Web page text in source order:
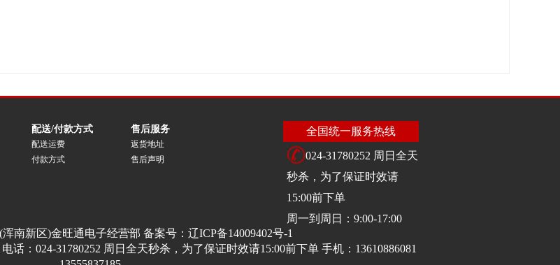
配送/付款方式
配送运费
付款方式
售后服务
返货地址
售后声明
全国统一服务热线
024-31780252 周日全天
秒杀，为了保证时效请
15:00前下单
周一到周日：9:00-17:00
南新区)金旺通电子经营部 备案号： 辽ICP备14009402号-1
：024-31780252 周日全天秒杀，为了保证时效请15:00前下单 手机：13610886081